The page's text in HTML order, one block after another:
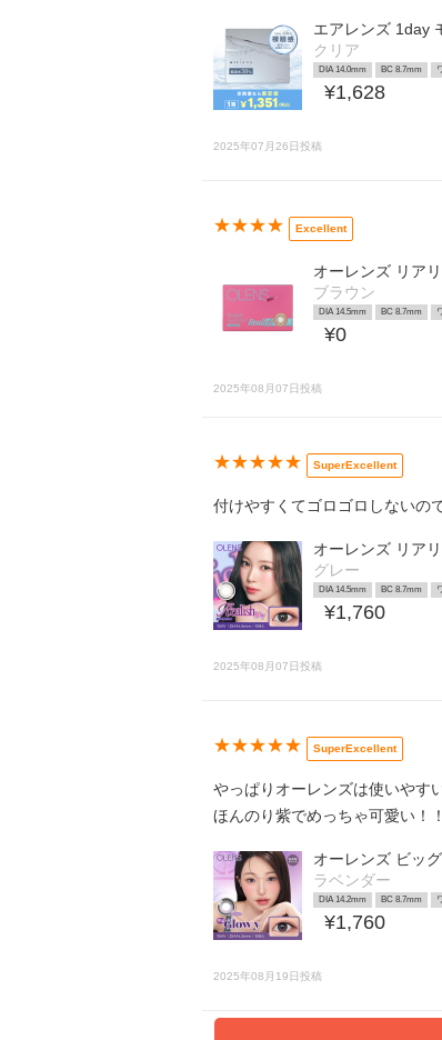
エアレンズ 1day
クリア
DIA 14.0mm BC 8.7mm
¥1,628
2025年07月26日投稿
★★★★ Excellent
オーレンズ リア
ブラウン
DIA 14.5mm BC 8.7mm
¥0
2025年08月07日投稿
★★★★★ SuperExcellent
付けやすくてゴロゴロしないの
オーレンズ リア
グレー
DIA 14.5mm BC 8.7mm
¥1,760
2025年08月07日投稿
★★★★★ SuperExcellent
やっぱりオーレンズは使いやす
ほんのり紫でめっちゃ可愛い！！
オーレンズ ビッ
ラベンダー
DIA 14.2mm BC 8.7mm
¥1,760
2025年08月19日投稿